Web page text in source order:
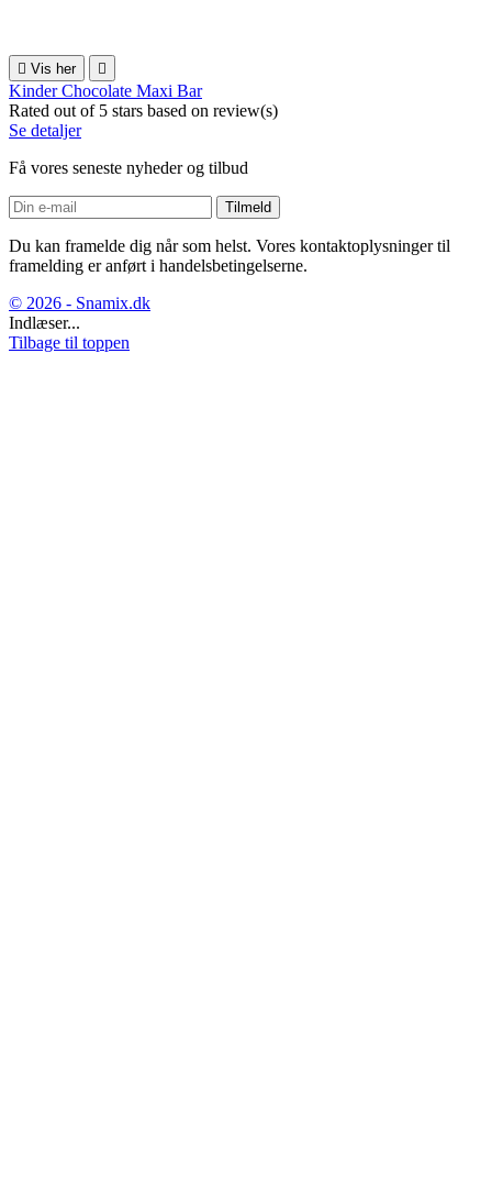
 Vis her 
Kinder Chocolate Maxi Bar
Rated out of 5 stars based on review(s)
Se detaljer
Få vores seneste nyheder og tilbud
Du kan framelde dig når som helst. Vores kontaktoplysninger til
framelding er anført i handelsbetingelserne.
© 2026 - Snamix.dk
Indlæser...
Tilbage til toppen